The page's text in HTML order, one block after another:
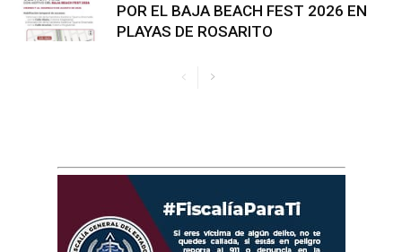
POR EL BAJA BEACH FEST 2026 EN
PLAYAS DE ROSARITO